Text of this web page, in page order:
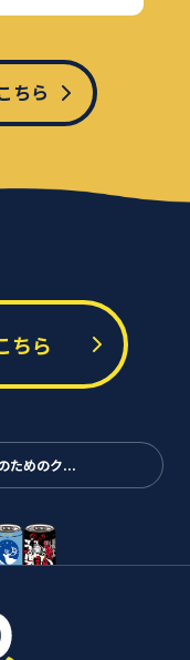
ちら
ちら
ためのク...